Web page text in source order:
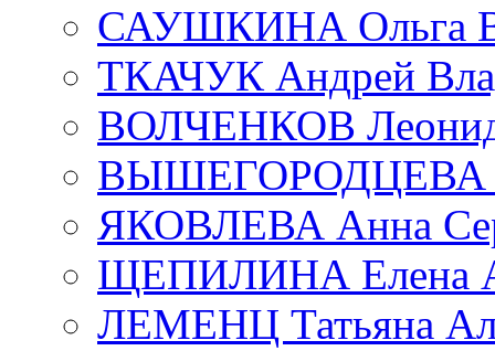
САУШКИНА Ольга
ТКАЧУК Андрей
ВОЛЧЕНКОВ Леонид
ВЫШЕГОРОДЦЕВА
ЯКОВЛЕВА Анна
ЩЕПИЛИНА Елена
ЛЕМЕНЦ Татьяна